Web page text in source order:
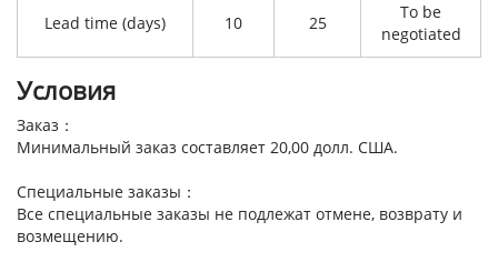
Lead time (days) 10 25
To be
negotiated
Условия
Заказ：
Минимальный заказ составляет 20,00 долл. США.
Специальные заказы：
Все специальные заказы не подлежат отмене, возврату и
возмещению.